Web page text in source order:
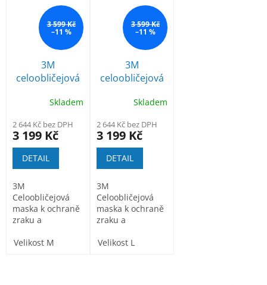
3 599 Kč
–11 %
3M
celoobličejová
6800 vel. M
Skladem
2 644 Kč bez DPH
3 199 Kč
DETAIL
3M
Celoobličejová
maska k ochraně
zraku a
orgánů. Je
Velikost M
3 599 Kč
–11 %
3M
celoobličejová
6900 vel. L
Skladem
2 644 Kč bez DPH
3 199 Kč
DETAIL
3M
Celoobličejová
maska k ochraně
zraku a
orgánů. Je
Velikost L